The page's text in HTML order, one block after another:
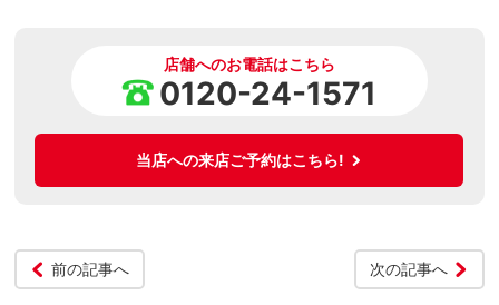
店舗へのお電話はこちら
0120-24-1571
当店への来店ご予約はこちら!
前の記事へ 次の記事へ